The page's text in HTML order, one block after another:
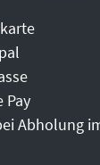
Pay
Abholung